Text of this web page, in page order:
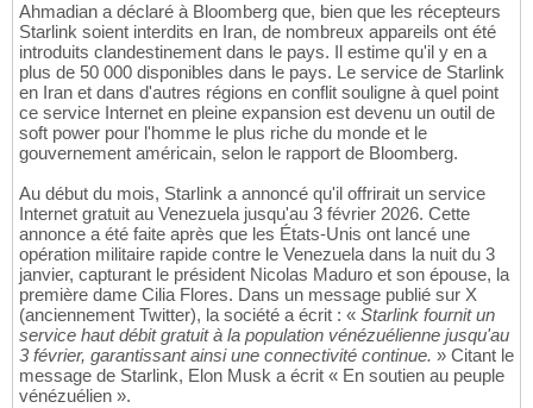
Ahmadian a déclaré à Bloomberg que, bien que les récepteurs
Starlink soient interdits en Iran, de nombreux appareils ont été
introduits clandestinement dans le pays. Il estime qu'il y en a
plus de 50 000 disponibles dans le pays. Le service de Starlink
en Iran et dans d'autres régions en conflit souligne à quel point
ce service Internet en pleine expansion est devenu un outil de
soft power pour l'homme le plus riche du monde et le
gouvernement américain, selon le rapport de Bloomberg.
Au début du mois, Starlink a annoncé qu'il offrirait un service
Internet gratuit au Venezuela jusqu'au 3 février 2026. Cette
annonce a été faite après que les États-Unis ont lancé une
opération militaire rapide contre le Venezuela dans la nuit du 3
janvier, capturant le président Nicolas Maduro et son épouse, la
première dame Cilia Flores. Dans un message publié sur X
(anciennement Twitter), la société a écrit : « Starlink fournit un
service haut débit gratuit à la population vénézuélienne jusqu'au
3 février, garantissant ainsi une connectivité continue. » Citant le
message de Starlink, Elon Musk a écrit « En soutien au peuple
vénézuélien ».